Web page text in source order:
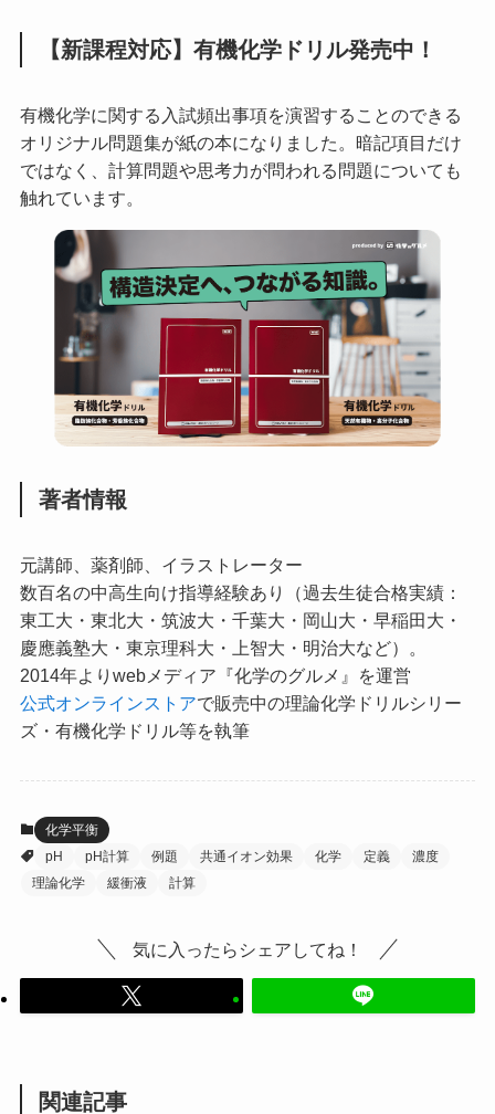
【新課程対応】有機化学ドリル発売中！
有機化学に関する入試頻出事項を演習することのできる
オリジナル問題集が紙の本になりました。暗記項目だけ
ではなく、計算問題や思考力が問われる問題についても
触れています。
著者情報
元講師、薬剤師、イラストレーター
数百名の中高生向け指導経験あり（過去生徒合格実績：
東工大・東北大・筑波大・千葉大・岡山大・早稲田大・
慶應義塾大・東京理科大・上智大・明治大など）。
2014年よりwebメディア『化学のグルメ』を運営
公式オンラインストアで販売中の理論化学ドリルシリー
ズ・有機化学ドリル等を執筆
化学平衡
pH
pH計算 例題 共通イオン効果 化学 定義
濃度
理論化学
緩衝液 計算
気に入ったらシェアしてね！
関連記事